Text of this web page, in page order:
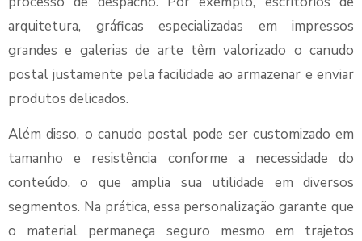
arquitetura, gráficas especializadas em impressos
grandes e galerias de arte têm valorizado o canudo
postal justamente pela facilidade ao armazenar e enviar
produtos delicados.
Além disso, o canudo postal pode ser customizado em
tamanho e resistência conforme a necessidade do
conteúdo, o que amplia sua utilidade em diversos
segmentos. Na prática, essa personalização garante que
o material permaneça seguro mesmo em trajetos